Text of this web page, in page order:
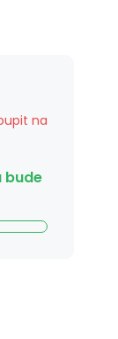
na
bude